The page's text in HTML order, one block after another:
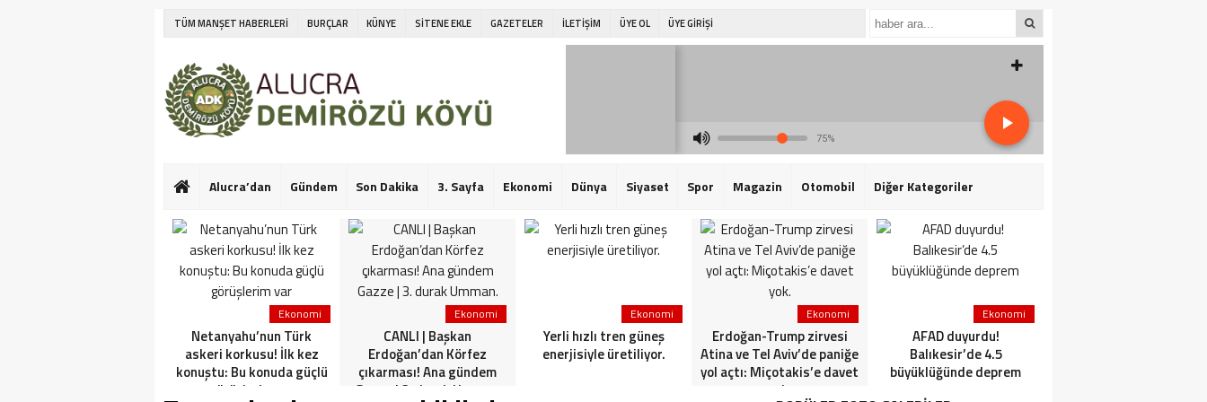
TÜM MANŞET HABERLERİ BURÇLAR KÜNYE SİTENE EKLE GAZETELER İLETİŞİM ÜYE OL ÜYE GİRİŞİ
75%
Alucra’dan Gündem Son Dakika 3. Sayfa Ekonomi Dünya Siyaset Spor Magazin Otomobil Diğer Kategoriler
Ekonomi
Netanyahu’nun Türk
askeri korkusu! İlk kez
konuştu: Bu konuda güçlü
görüşlerim var
Ekonomi
CANLI | Başkan
Erdoğan’dan Körfez
çıkarması! Ana gündem
Gazze | 3. durak Umman.
Ekonomi
Yerli hızlı tren güneş
enerjisiyle üretiliyor.
Ekonomi
Erdoğan-Trump zirvesi
Atina ve Tel Aviv’de paniğe
yol açtı: Miçotakis’e davet
yok.
Ekonomi
AFAD duyurdu!
Balıkesir’de 4.5
büyüklüğünde deprem